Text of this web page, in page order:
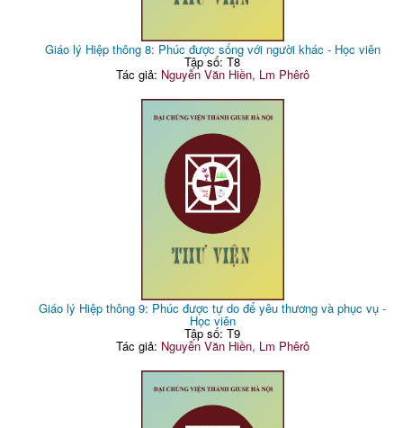
Giáo lý Hiệp thông 8: Phúc được sống với người khác - Học viên
Tập số: T8
Tác giả: Nguyễn Văn Hiền, Lm Phêrô
Giáo lý Hiệp thông 9: Phúc được tự do để yêu thương và phục vụ -
Học viên
Tập số: T9
Tác giả: Nguyễn Văn Hiền, Lm Phêrô